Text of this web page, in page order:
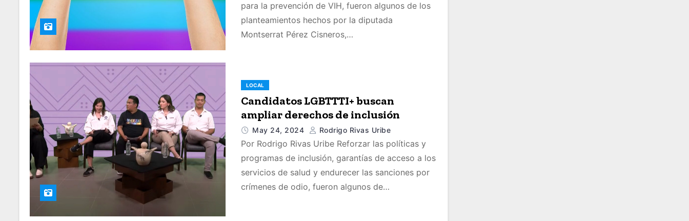
para la prevención de VIH, fueron algunos de los
planteamientos hechos por la diputada
Montserrat Pérez Cisneros,…
LOCAL
Candidatos LGBTTTI+ buscan
ampliar derechos de inclusión
May 24, 2024 Rodrigo Rivas Uribe
Por Rodrigo Rivas Uribe Reforzar las políticas y
programas de inclusión, garantías de acceso a los
servicios de salud y endurecer las sanciones por
crímenes de odio, fueron algunos de…